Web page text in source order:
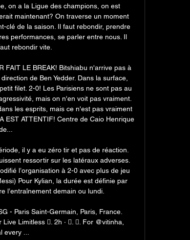
on a la Ligue des champions, on est
maintenant? On traverse un moment
clé de la saison. Il faut rebondir, prendre
performances, se parler entre nous. Il
rebondir vite.
FAIT LE BREAK! Bitshiabu n'arrive pas à
de Ben Yedder. Dans la surface,
filet. 2-0! Les Parisiens ne sont pas au
mais on n'en voit pas vraiment.
les esprits, mais ce n'est pas vraiment
EST ATTENTIF! Centre de Caio Henrique
il y a eu zéro tir et pas de réaction.
ressortir sur les latéraux adverses.
l’organisation à 2-0 avec plus de jeu
Pour Kylian, la durée est définie par
l’entraînement demain ou lundi.
- Paris Saint-Germain, Paris, France.
Limitless 󱙄. 2h · 󰟠. 󰟝. For @vitinha,
...